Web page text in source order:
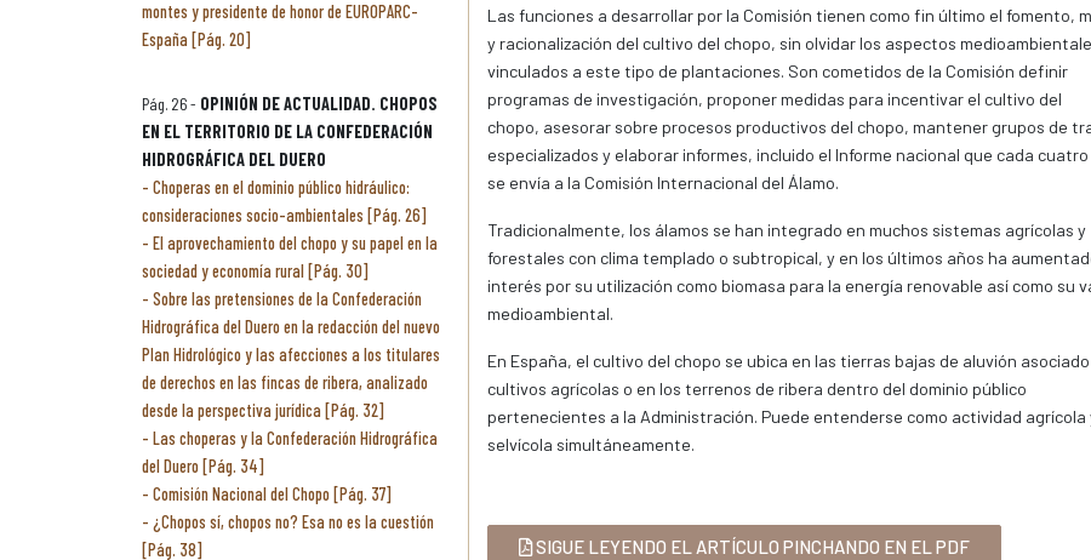
montes y presidente de honor de EUROPARC-
España [Pág. 20]
Pág. 26 - OPINIÓN DE ACTUALIDAD. CHOPOS
EN EL TERRITORIO DE LA CONFEDERACIÓN
HIDROGRÁFICA DEL DUERO
Choperas en el dominio público hidráulico:
consideraciones socio-ambientales [Pág. 26]
El aprovechamiento del chopo y su papel en la
sociedad y economía rural [Pág. 30]
Sobre las pretensiones de la Confederación
Hidrográfica del Duero en la redacción del nuevo
Plan Hidrológico y las afecciones a los titulares
de derechos en las fincas de ribera, analizado
desde la perspectiva jurídica [Pág. 32]
Las choperas y la Confederación Hidrográfica
del Duero [Pág. 34]
Comisión Nacional del Chopo [Pág. 37]
¿Chopos sí, chopos no? Esa no es la cuestión
[Pág. 38]
Las funciones a desarrollar por la Comisión tienen como fin último el fomento,
y racionalización del cultivo del chopo, sin olvidar los aspectos
vinculados a este tipo de plantaciones. Son cometidos de la Comisión definir
programas de investigación, proponer medidas para incentivar el cultivo del
chopo, asesorar sobre procesos productivos del chopo, mantener grupos de
especializados y elaborar informes, incluido el Informe nacional que cada
se envía a la Comisión Internacional del Álamo.
Tradicionalmente, los álamos se han integrado en muchos sistemas agrícolas y
forestales con clima templado o subtropical, y en los últimos años ha
interés por su utilización como biomasa para la energía renovable así como su
medioambiental.
En España, el cultivo del chopo se ubica en las tierras bajas de aluvión
cultivos agrícolas o en los terrenos de ribera dentro del dominio público
pertenecientes a la Administración. Puede entenderse como actividad agrícola
selvícola simultáneamente.
SIGUE LEYENDO EL ARTÍCULO PINCHANDO EN EL PDF